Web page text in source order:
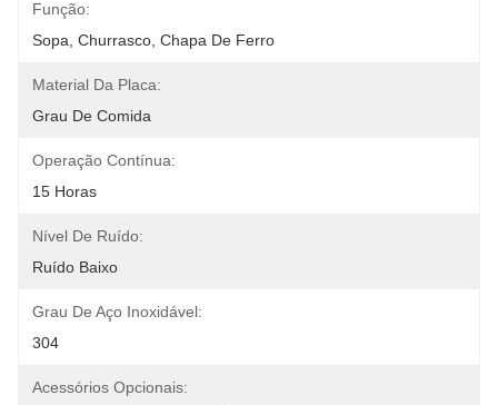
Função:
Sopa, Churrasco, Chapa De Ferro
Material Da Placa:
Grau De Comida
Operação Contínua:
15 Horas
Nível De Ruído:
Ruído Baixo
Grau De Aço Inoxidável:
304
Acessórios Opcionais: